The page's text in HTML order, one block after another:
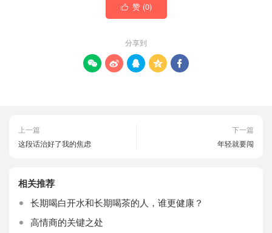
 赞 (0)
分享到
    
上一篇
这段话治好了我的焦虑
下一篇
年轻就要闯
相关推荐
长期喝白开水和长期喝茶的人，谁更健康？
高情商的关键之处